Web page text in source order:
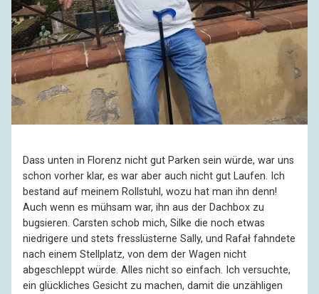
Dass unten in Florenz nicht gut Parken sein würde, war uns
schon vorher klar, es war aber auch nicht gut Laufen. Ich
bestand auf meinem Rollstuhl, wozu hat man ihn denn!
Auch wenn es mühsam war, ihn aus der Dachbox zu
bugsieren. Carsten schob mich, Silke die noch etwas
niedrigere und stets fresslüsterne Sally, und Rafał fahndete
nach einem Stellplatz, von dem der Wagen nicht
abgeschleppt würde. Alles nicht so einfach. Ich versuchte,
ein glückliches Gesicht zu machen, damit die unzähligen